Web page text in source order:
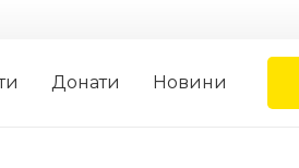
Донати Новини